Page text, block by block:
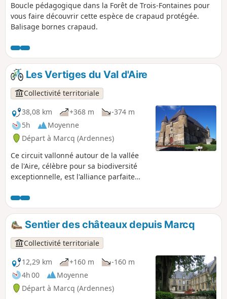
Boucle pédagogique dans la Forêt de Trois-Fontaines pour
vous faire découvrir cette espèce de crapaud protégée.
Balisage bornes crapaud.
Les Vertiges du Val d'Aire
Collectivité territoriale
38,08 km
+368 m
-374 m
5h
Moyenne
Départ à Marcq (Ardennes)
Ce circuit vallonné autour de la vallée
de l'Aire, célèbre pour sa biodiversité
exceptionnelle, est l'alliance parfaite
votre VTT pour affronter les Vertiges du
Val d’Aire. Ce circuit musclé vous fera
vibrer au rythme de ses passages en
forêt et de ses panoramas sur la
campagne bucolique argonnaise, tout
en jalonnant votre route du charme
authentique de nos villages ruraux et
de haltes prestigieuses comme l'église
fortifiée de Saint-Juvin ou l'Abbaye de
Chéhéry.
Sentier des châteaux depuis Marcq
Collectivité territoriale
12,29 km
+160 m
-160 m
4h 00
Moyenne
Départ à Marcq (Ardennes)